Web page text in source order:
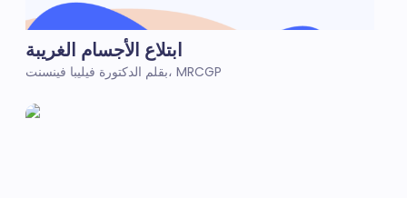
ابتلاع الأجسام الغريبة
بقلم الدكتورة فيليبا فينسنت، MRCGP